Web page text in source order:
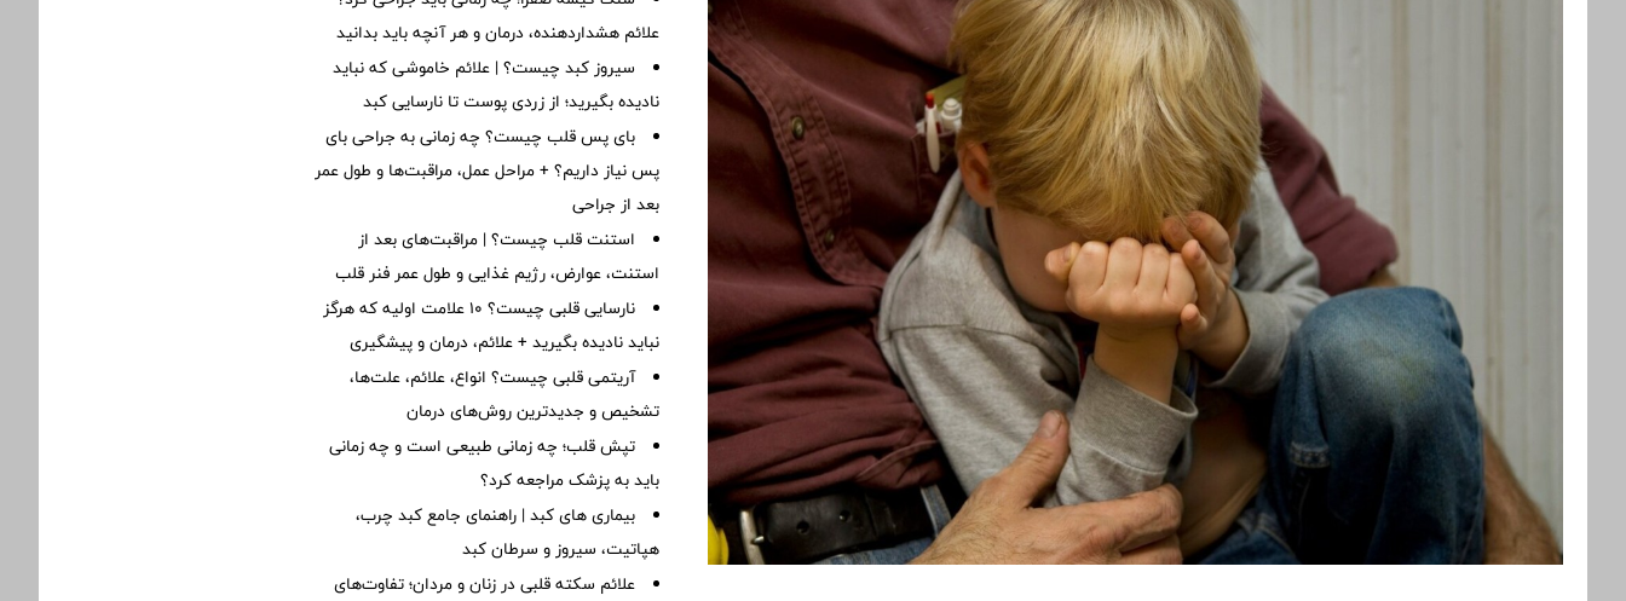
علائم هشداردهنده، درمان و هر آنچه باید بدانید
سیروز کبد چیست؟ | علائم خاموشی که نباید
نادیده بگیرید؛ از زردی پوست تا نارسایی کبد
بای پس قلب چیست؟ چه زمانی به جراحی بای
پس نیاز داریم؟ + مراحل عمل، مراقبت‌ها و طول عمر
بعد از جراحی
استنت قلب چیست؟ | مراقبت‌های بعد از
استنت، عوارض، رژیم غذایی و طول عمر فنر قلب
نارسایی قلبی چیست؟ ۱۰ علامت اولیه که هرگز
نباید نادیده بگیرید + علائم، درمان و پیشگیری
آریتمی قلبی چیست؟ انواع، علائم، علت‌ها،
تشخیص و جدیدترین روش‌های درمان
تپش قلب؛ چه زمانی طبیعی است و چه زمانی
باید به پزشک مراجعه کرد؟
بیماری های کبد | راهنمای جامع کبد چرب،
هپاتیت، سیروز و سرطان کبد
علائم سکته قلبی در زنان و مردان؛ تفاوت‌های